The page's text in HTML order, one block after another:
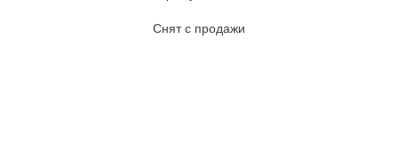
Снят с продажи